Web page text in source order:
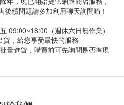
續問題請多加利用聊天詢問唷！
09:00~18:00（週休六日無作業）
，給您享受最快的服務
量進貨，購買前可先詢問是否有現